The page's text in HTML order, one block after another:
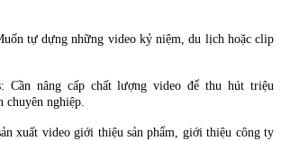
tự dựng những video kỷ niệm, du lịch hoặc clip
Cần nâng cấp chất lượng video để thu hút triệu
chuyên nghiệp.
xuất video giới thiệu sản phẩm, giới thiệu công ty